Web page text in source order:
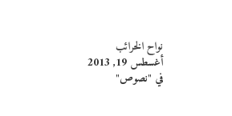
نواح الخرائب
أغسطس 19, 2013
في "نصوص"